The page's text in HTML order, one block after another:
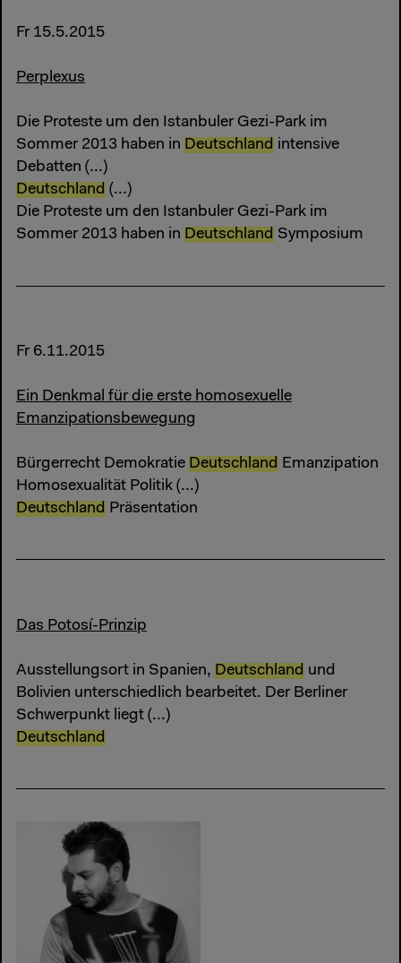
Fr 15.5.2015
Perplexus
Die Proteste um den Istanbuler Gezi-Park im
Sommer 2013 haben in Deutschland intensive
Debatten (...)
Deutschland (...)
Die Proteste um den Istanbuler Gezi-Park im
Sommer 2013 haben in Deutschland Symposium
Fr 6.11.2015
Ein Denkmal für die erste homosexuelle
Emanzipationsbewegung
Bürgerrecht Demokratie Deutschland Emanzipation
Homosexualität Politik (...)
Deutschland Präsentation
Das Potosí-Prinzip
Ausstellungsort in Spanien, Deutschland und
Bolivien unterschiedlich bearbeitet. Der Berliner
Schwerpunkt liegt (...)
Deutschland